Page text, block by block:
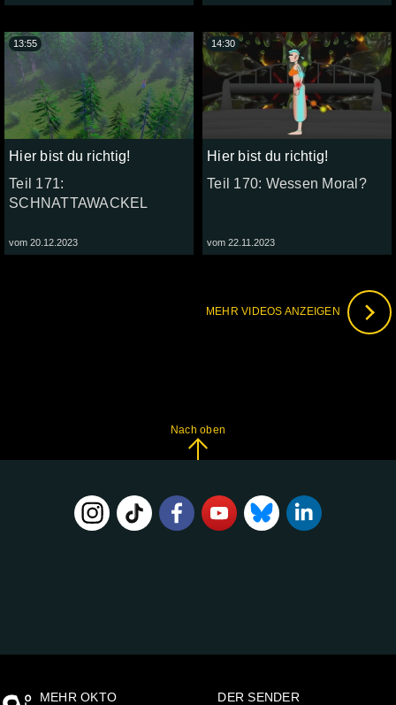
Hier bist du richtig!
Teil 171:
SCHNATTAWACKEL
vom 20.12.2023
13:55
Hier bist du richtig!
Teil 170: Wessen Moral?
vom 22.11.2023
14:30
MEHR VIDEOS ANZEIGEN
Nach oben
MEHR OKTO DER SENDER